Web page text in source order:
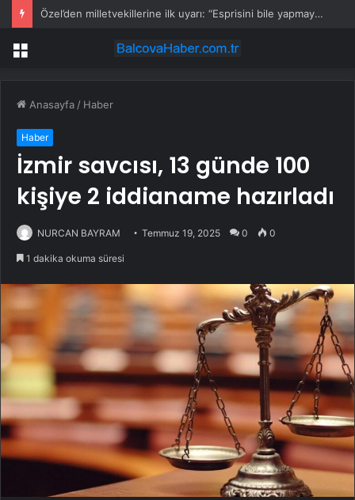
Özel’den milletvekillerine ilk uyarı: “Esprisini bile yapmayacaksınız”
Menü
Anasayfa / Haber
Haber
İzmir savcısı, 13 günde 100
kişiye 2 iddianame hazırladı
NURCAN BAYRAM Temmuz 19, 2025 0 0
1 dakika okuma süresi